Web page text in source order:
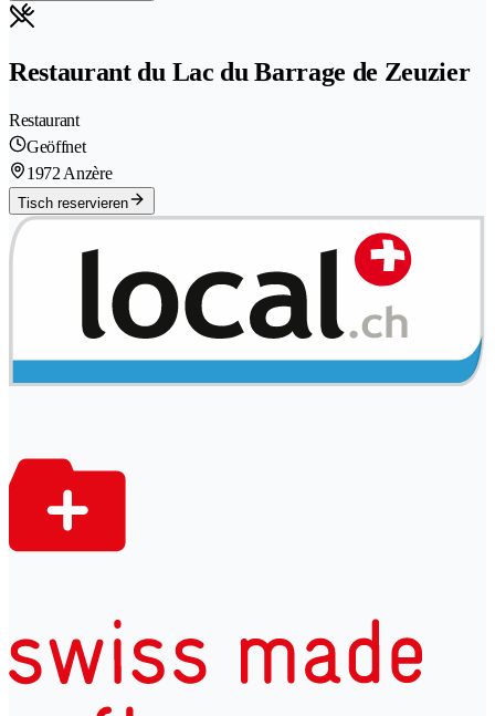
Restaurant du Lac du Barrage de Zeuzier
Restaurant
Geöffnet
1972 Anzère
Tisch reservieren